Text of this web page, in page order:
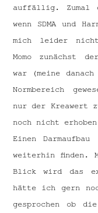
auffällig. Zumal
wenn SDMA und
mich leider
Momo zunächst
war (meine
Normbereich
nur der Kreawert
noch nicht
Einen
weiterhin finden.
Blick wird das
hätte ich gern
gesprochen ob